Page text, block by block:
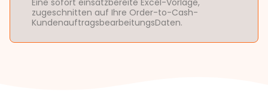
Eine sofort einsatzbereite Excel-Vorlage,
zugeschnitten auf Ihre Order-to-Cash-
KundenauftragsbearbeitungsDaten.